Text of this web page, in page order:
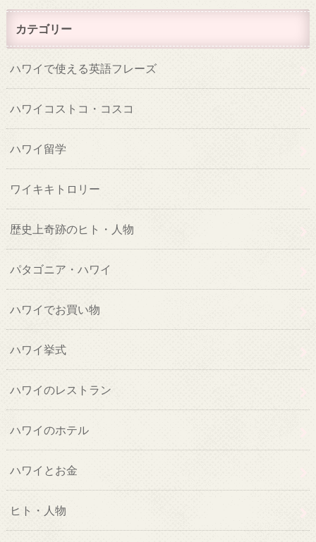
カテゴリー
ハワイで使える英語フレーズ
ハワイコストコ・コスコ
ハワイ留学
ワイキキトロリー
歴史上奇跡のヒト・人物
パタゴニア・ハワイ
ハワイでお買い物
ハワイ挙式
ハワイのレストラン
ハワイのホテル
ハワイとお金
ヒト・人物